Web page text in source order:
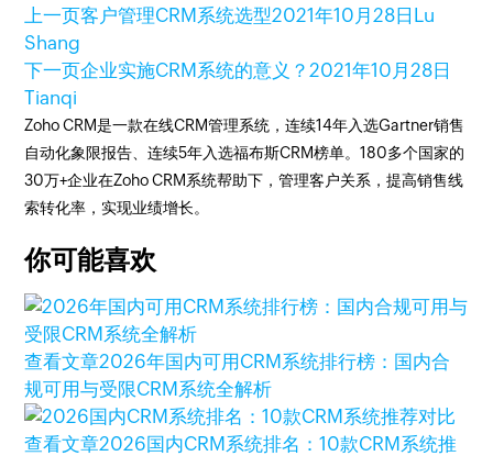
上一页客户管理CRM系统选型2021年10月28日 Lu
Shang
下一页企业实施CRM系统的意义？2021年10月28日
Tianqi
Zoho CRM是一款在线CRM管理系统，连续14年入选Gartner销售
自动化象限报告、连续5年入选福布斯CRM榜单。180多个国家的
30万+企业在Zoho CRM系统帮助下，管理客户关系，提高销售线
索转化率，实现业绩增长。
你可能喜欢
查看文章2026年国内可用CRM系统排行榜：国内合
规可用与受限CRM系统全解析
查看文章2026国内CRM系统排名：10款CRM系统推